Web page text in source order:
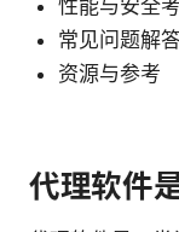
性能与安全
常见问题解
资源与参考
代理软件